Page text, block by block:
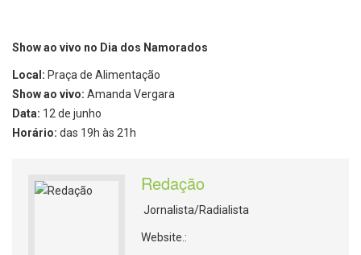
Show ao vivo no Dia dos Namorados
Local: Praça de Alimentação
Show ao vivo: Amanda Vergara
Data: 12 de junho
Horário: das 19h às 21h
Redação
Jornalista/Radialista
Website.: